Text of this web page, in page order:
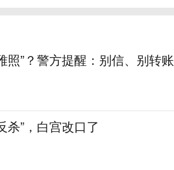
照”？警方提醒：别信、别转账
杀”，白宫改口了